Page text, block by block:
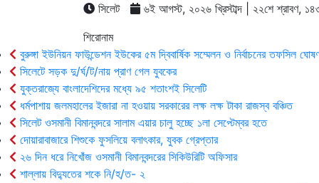
সিলেট
৬ই আগস্ট, ২০২৬ খ্রিস্টাব্দ | ২২শে শ্রাবণ,
শিরোনাম
বুরুঙ্গা ইউনিয়ন ফাউন্ডেশন ইউকের ৫ম দ্বিবার্ষিক সম্মেলন ও নির্বাচনের তফসিল
সিলেটে সড়ক দু/র্ঘ/ট/নায় প্রাণ গেল যুবকের
যুক্তরাজ্যে বাংলাদেশিদের মধ্যে ৯৫ শতাংশই সিলেটি
ধর্মপাশায় জলমহালের ইজারা না হওয়ায় সরকারের লক্ষ লক্ষ টাকা রাজস্ব বঞ্চিত
সিলেট ওসমানী বিমানবন্দরে সালাম এয়ার চালু হচ্ছে ১লা সেপ্টেম্বর হতে
দোয়ারাবাজারে শিশুকে ফুসলিয়ে বলাৎকার, যুবক গ্রেপ্তার
২৬ দিন ধরে নিখোঁজ ওসমানী বিমানবন্দরের সিকিউরিটি অফিসার
শাল্লায় বিদ্যুতের শকে নি/হ/ত- ২